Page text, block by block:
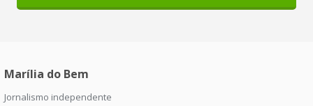
Marília do Bem
Jornalismo independente